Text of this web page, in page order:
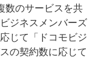
数のサービスを共
ジネスメンバーズ
じて「ドコモビジ
の契約数に応じて